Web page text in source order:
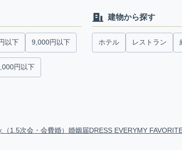
以下 9,000円以下
円以下
建物から探す
ホテル レストラン
1.5次会・会費婚） 婚姻届DRESS EVERYMY